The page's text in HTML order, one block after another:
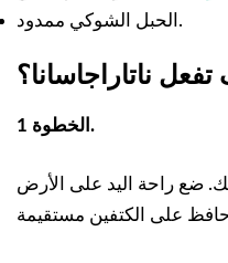
الحبل الشوكي ممدود.
ناتاراجاسانا؟
الخطوة 1.
ضع راحة اليد على الأرض